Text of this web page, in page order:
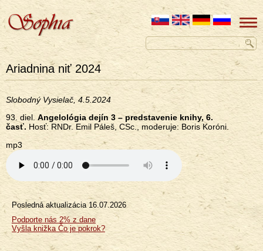
Ariadnina niť 2024
Slobodný Vysielač, 4.5.2024
93. diel. Angelológia dejín 3 – predstavenie knihy, 6.
časť. Hosť: RNDr. Emil Páleš, CSc., moderuje: Boris Koróni.
mp3
Menu
Posledná aktualizácia 16.07.2026
Podporte nás 2% z dane
Vyšla knižka Čo je pokrok?